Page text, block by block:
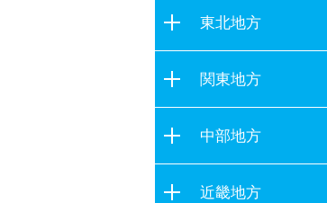
北海道
東北地方
青森県
宮城県
秋田県
山形県
関東地方
茨城県
群馬県
中部地方
新潟県
近畿地方